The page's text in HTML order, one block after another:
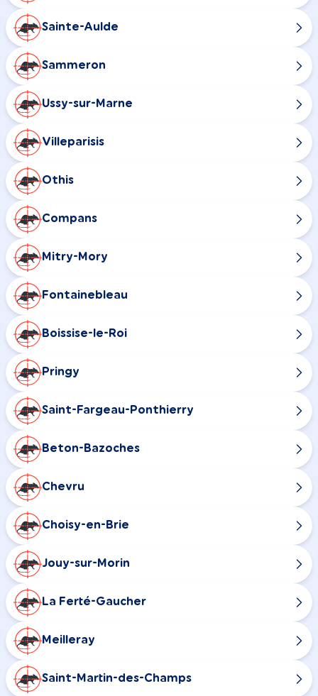
Sainte-Aulde
Sammeron
Ussy-sur-Marne
Villeparisis
Othis
Compans
Mitry-Mory
Fontainebleau
Boissise-le-Roi
Pringy
Saint-Fargeau-Ponthierry
Beton-Bazoches
Chevru
Choisy-en-Brie
Jouy-sur-Morin
La Ferté-Gaucher
Meilleray
Saint-Martin-des-Champs